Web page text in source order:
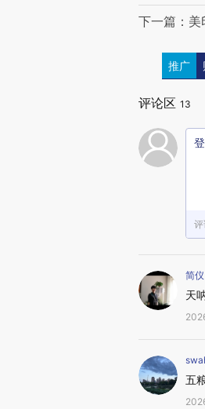
下一篇：美
推广
评论区 13
简仪
天
五